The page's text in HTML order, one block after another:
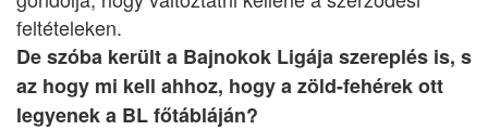
feltételeken.
De szóba került a Bajnokok Ligája szereplés is, s
az hogy mi kell ahhoz, hogy a zöld-fehérek ott
legyenek a BL főtábláján?